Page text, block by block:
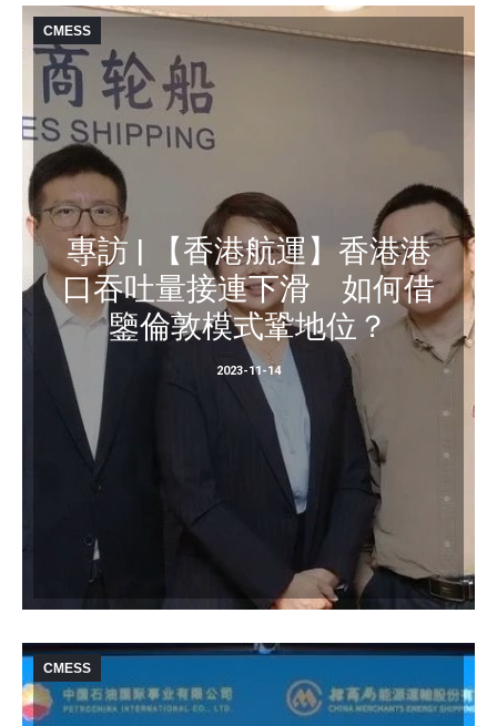
CMESS
專訪 | 【香港航運】香港港
口吞吐量接連下滑 如何借
鑒倫敦模式鞏地位？
2023-11-14
CMESS